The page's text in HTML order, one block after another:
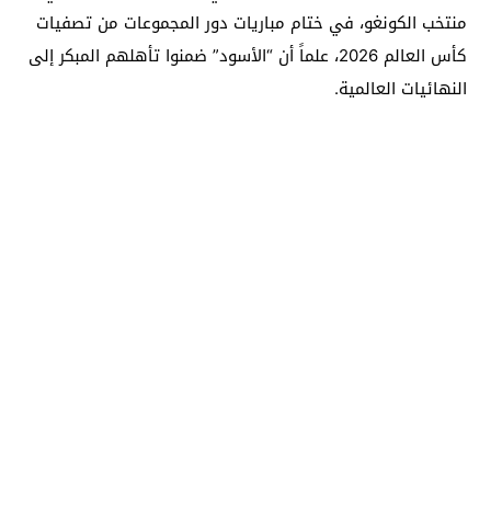
منتخب الكونغو، في ختام مباريات دور المجموعات من تصفيات
كأس العالم 2026، علماً أن “الأسود” ضمنوا تأهلهم المبكر إلى
النهائيات العالمية.